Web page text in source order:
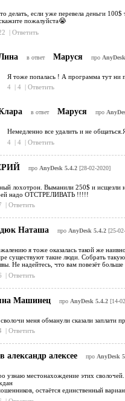
делать, если уже перевела деньги
пожалуйста😭
| Ответить
в ответ Маруся про
Я тоже попалась ! А программа тут ни
4 | 4 | Ответить
в ответ Маруся про
Немедленно все удалить и не
4 | 4 | Ответить
про AnyDesk 5.4.2[28-02-2020]
лохотрон. Выманили 250$ и исщезли
надо ОТСТРЕЛИВАТЬ !!!!!
| Ответить
Наташа про AnyDesk 5.4.2[25-
я тоже оказалась такой же
существуют такие люди. Собрать
Не надейтесь, что вам повезёт
| Ответить
Машинец про AnyDesk 5.4.2[14-
меня обманули сказали заплати
| Ответить
александр алексее про AnyDesk
узнаю местонахождение этих
остаётся единственный